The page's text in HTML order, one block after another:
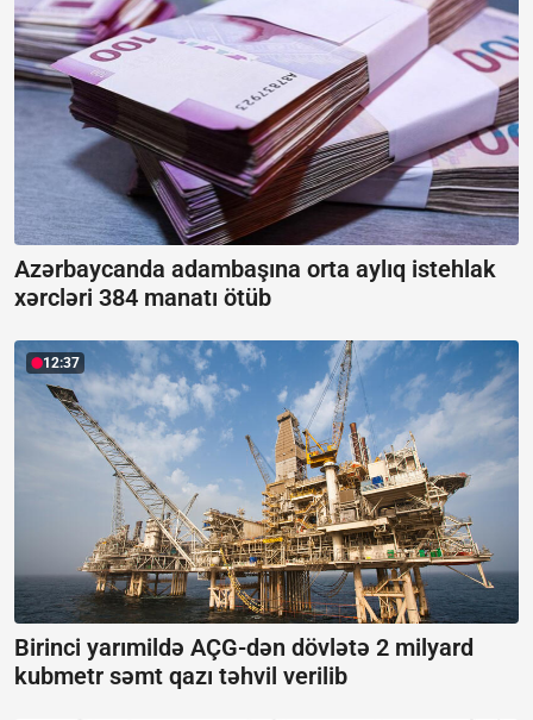
Azərbaycanda adambaşına orta aylıq istehlak
xərcləri 384 manatı ötüb
12:37
Birinci yarımildə AÇG-dən dövlətə 2 milyard
kubmetr səmt qazı təhvil verilib